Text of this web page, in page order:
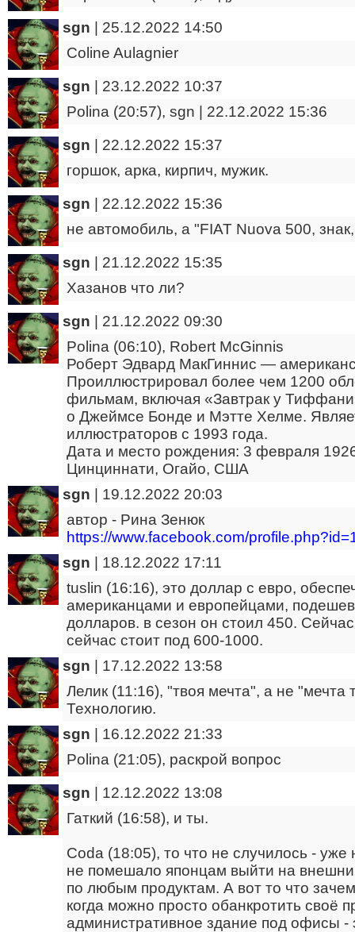
sgn
25.12.2022 14:50
Coline Aulagnier
sgn
23.12.2022 10:37
Polina (20:57), sgn | 22.12.2022 15:36
sgn
22.12.2022 15:37
горшок, арка, кирпич, мужик.
sgn
22.12.2022 15:36
не автомобиль, а "FIAT Nuova 500,
sgn
21.12.2022 15:35
Хазанов что ли?
sgn
21.12.2022 09:30
Polina (06:10), Robert McGinnis
Роберт Эдвард МакГиннис —
Проиллюстрировал более чем 1200
фильмам, включая «Завтрак у
о Джеймсе Бонде и Мэтте Хелме.
иллюстраторов c 1993 года.
Дата и место рождения: 3 февраля
Цинциннати, Огайо, США
sgn
19.12.2022 20:03
автор - Рина Зенюк
https://www.facebook.com/
sgn
18.12.2022 17:11
tuslin (16:16), это доллар с евро,
американцами и европейцами,
долларов. в сезон он стоил 450.
сейчас стоит под 600-1000.
sgn
17.12.2022 13:58
Лелик (11:16), "твоя мечта", а не
Технологию.
sgn
16.12.2022 21:33
Polina (21:05), раскрой вопрос
sgn
12.12.2022 13:08
Гаткий (16:58), и ты.
Coda (18:05), то что не случилось -
не помешало японцам выйти на
по любым продуктам. А вот то что
когда можно просто обанкротить своё
административное здание под офисы -